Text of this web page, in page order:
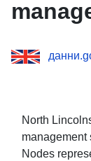
Nodes
North
management
Nodes